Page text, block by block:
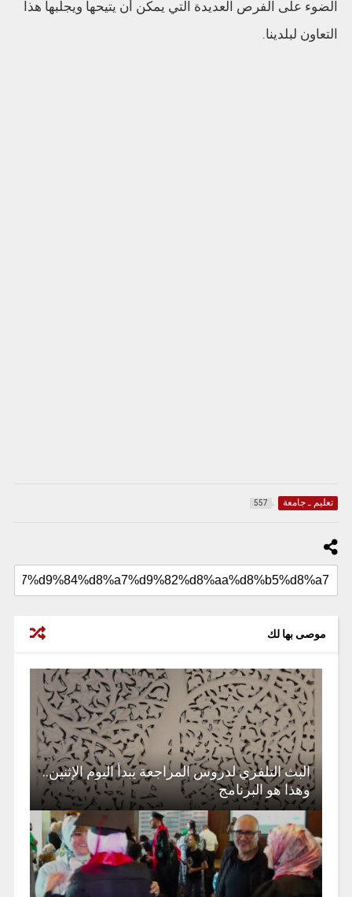
الضوء على الفرص العديدة التي يمكن أن يتيحها ويجلبها هذا
التعاون لبلدينا.
تعليم ـ جامعة 557
موصى بها لك
البث التلفزي لدروس المراجعة يبدأ اليوم الإثنين..
وهذا هو البرنامج